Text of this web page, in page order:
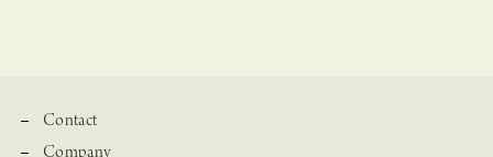
Contact